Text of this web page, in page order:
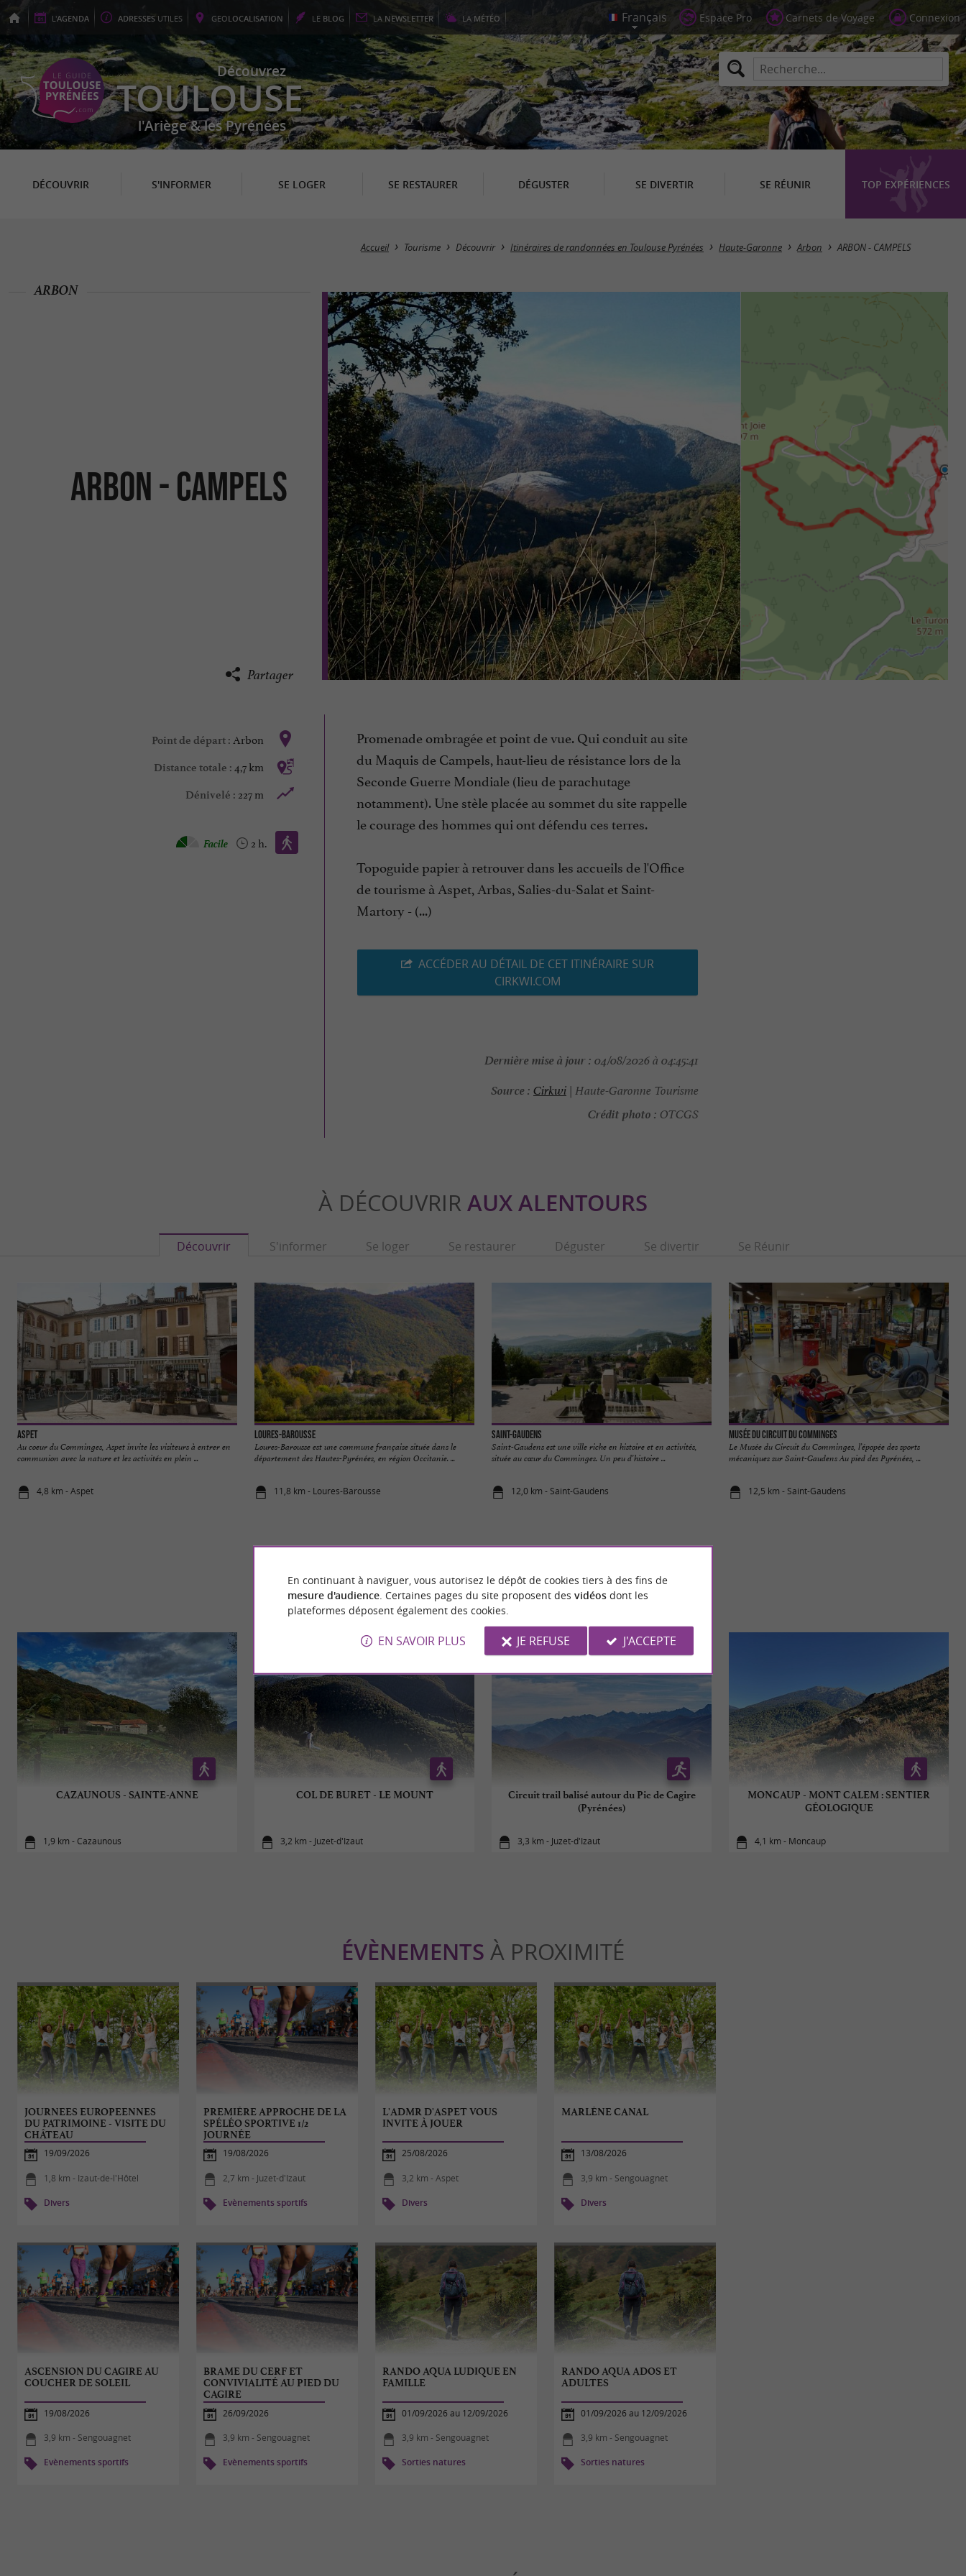
L'AGENDA ADRESSES UTILES GEOLOCALISATION LE BLOG LA NEWSLETTER LA MÉTÉO Espace Pro Carnets de Voyage Connexion
Découvrez
TOULOUSE
l'Ariège & les Pyrénées
DÉCOUVRIR S'INFORMER SE LOGER SE RESTAURER DÉGUSTER SE DIVERTIR SE RÉUNIR TOP EXPÉRIENCES
Accueil Tourisme Découvrir Itinéraires de randonnées en Toulouse Pyrénées Haute-Garonne Arbon ARBON - CAMPELS
ARBON - CAMPELS
ARBON
Partager
Point de départ : Arbon
Distance totale : 4,7 km
Dénivelé : 227 m
Marche à pied :
2 h.
Facile
Promenade ombragée et point de vue. Qui conduit au site
du Maquis de Campels, haut-lieu de résistance lors de la
Seconde Guerre Mondiale (lieu de parachutage
notamment). Une stèle placée au sommet du site rappelle
le courage des hommes qui ont défendu ces terres.
Topoguide papier à retrouver dans les accueils de l'Office
de tourisme à Aspet, Arbas, Salies-du-Salat et Saint-
Martory - (...)
ACCÉDER AU DÉTAIL DE CET ITINÉRAIRE SUR
CIRKWI.COM
Dernière mise à jour : 04/08/2026 à 04:45:41
Source : Cirkwi| Haute-Garonne Tourisme
Crédit photo : OTCGS
À DÉCOUVRIR AUX ALENTOURS
Découvrir S'informer Se loger Se restaurer Déguster Se divertir Se Réunir
Aspet
Au coeur du Comminges, Aspet invite les visiteurs à entrer en
communion avec la nature et les activités en plein ...
4,8 km - Aspet
Loures-Barousse
Loures-Barousse est une commune française située dans le
département des Hautes-Pyrénées, en région Occitanie. ...
11,8 km - Loures-Barousse
Saint-Gaudens
Saint-Gaudens est une ville riche en histoire et en activités,
située au cœur du Comminges. Un peu d’histoire ...
12,0 km - Saint-Gaudens
Musée du Circuit du Comminges
Le Musée du Circuit du Comminges, l’épopée des sports
mécaniques sur Saint-Gaudens Au pied des Pyrénées, ...
12,5 km - Saint-Gaudens
VOUS AIMEREZAUSSI
CAZAUNOUS - SAINTE-ANNE
1,9 km - Cazaunous
COL DE BURET - LE MOUNT
3,2 km - Juzet-d'Izaut
Circuit trail balisé autour du Pic de Cagire
(Pyrénées)
3,3 km - Juzet-d'Izaut
MONCAUP - MONT CALEM : SENTIER
GÉOLOGIQUE
4,1 km - Moncaup
ÉVÈNEMENTS À PROXIMITÉ
JOURNEES EUROPEENNES
DU PATRIMOINE - VISITE DU
CHÂTEAU
19/09/2026
1,8 km - Izaut-de-l'Hôtel
Divers
PREMIÈRE APPROCHE DE LA
SPÉLÉO SPORTIVE 1/2
JOURNÉE
19/08/2026
2,7 km - Juzet-d'Izaut
Evènements sportifs
L'ADMR D'ASPET VOUS
INVITE À JOUER
25/08/2026
3,2 km - Aspet
Divers
MARLÈNE CANAL
13/08/2026
3,9 km - Sengouagnet
Divers
ASCENSION DU CAGIRE AU
COUCHER DE SOLEIL
19/08/2026
3,9 km - Sengouagnet
Evènements sportifs
BRAME DU CERF ET
CONVIVIALITÉ AU PIED DU
CAGIRE
26/09/2026
3,9 km - Sengouagnet
Evènements sportifs
RANDO AQUA LUDIQUE EN
FAMILLE
01/09/2026 au 12/09/2026
3,9 km - Sengouagnet
Sorties natures
RANDO AQUA ADOS ET
ADULTES
01/09/2026 au 12/09/2026
3,9 km - Sengouagnet
Sorties natures
En continuant à naviguer, vous autorisez le dépôt de cookies tiers à des fins de
mesure d'audience. Certaines pages du site proposent des vidéosdont les
plateformes déposent également des cookies.
EN SAVOIR PLUS JE REFUSE J'ACCEPTE